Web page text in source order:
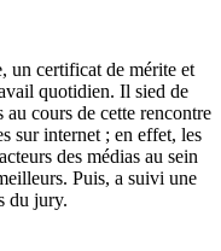
un certificat de mérite et
quotidien. Il sied de
cours de cette rencontre
sur internet ; en effet, les
des médias au sein
Puis, a suivi une
du jury.